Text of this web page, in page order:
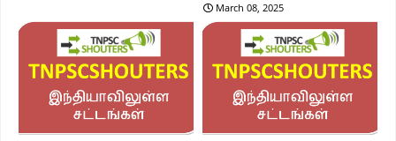
March 08, 2025